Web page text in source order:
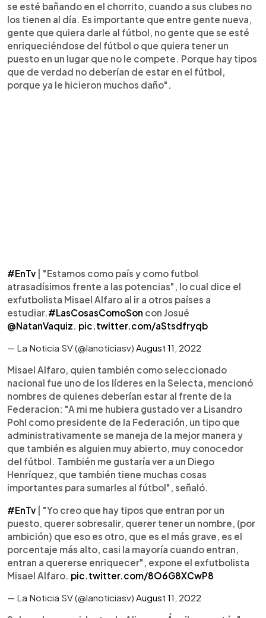
se esté bañando en el chorrito, cuando a sus clubes no
los tienen al día. Es importante que entre gente nueva,
gente que quiera darle al fútbol, no gente que se esté
enriqueciéndose del fútbol o que quiera tener un
puesto en un lugar que no le compete. Porque hay tipos
que de verdad no deberían de estar en el fútbol,
porque ya le hicieron muchos daño".
#EnTv | "Estamos como país y como futbol
atrasadísimos frente a las potencias", lo cual dice el
exfutbolista Misael Alfaro al ir a otros países a
estudiar.#LasCosasComoSon con Josué
@NatanVaquiz. pic.twitter.com/aStsdfryqb
— La Noticia SV (@lanoticiasv) August 11, 2022
Misael Alfaro, quien también como seleccionado
nacional fue uno de los líderes en la Selecta, mencionó
nombres de quienes deberían estar al frente de la
Federacion: "A mi me hubiera gustado ver a Lisandro
Pohl como presidente de la Federación, un tipo que
administrativamente se maneja de la mejor manera y
que también es alguien muy abierto, muy conocedor
del fútbol. También me gustaría ver a un Diego
Henríquez, que también tiene muchas cosas
importantes para sumarles al fútbol", señaló.
#EnTv | "Yo creo que hay tipos que entran por un
puesto, querer sobresalir, querer tener un nombre, (por
ambición) que eso es otro, que es el más grave, es el
porcentaje más alto, casi la mayoría cuando entran,
entran a quererse enriquecer", expone el exfutbolista
Misael Alfaro. pic.twitter.com/8O6G8XCwP8
— La Noticia SV (@lanoticiasv) August 11, 2022